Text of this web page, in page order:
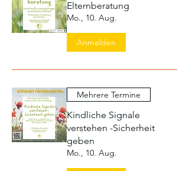
Elternberatung
Mo., 10. Aug.
Anmelden
Mehrere Termine
Kindliche Signale
verstehen -Sicherheit
geben
Mo., 10. Aug.